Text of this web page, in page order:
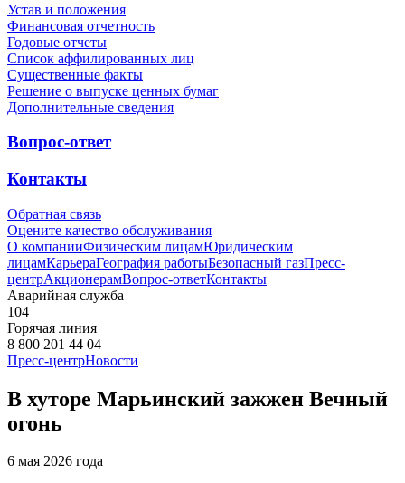
Устав и положения
Финансовая отчетность
Годовые отчеты
Список аффилированных лиц
Существенные факты
Решение о выпуске ценных бумаг
Дополнительные сведения
Вопрос-ответ
Контакты
Обратная связь
Оцените качество обслуживания
О компанииФизическим лицамЮридическим
лицамКарьераГеография работыБезопасный газПресс-
центрАкционерамВопрос-ответКонтакты
Аварийная служба
104
Горячая линия
8 800 201 44 04
Пресс-центрНовости
В хуторе Марьинский зажжен Вечный
огонь
6 мая 2026 года